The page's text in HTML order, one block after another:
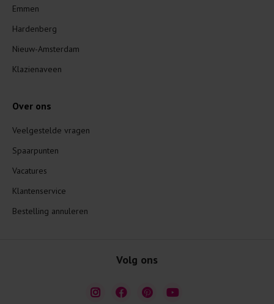
Emmen
Hardenberg
Nieuw-Amsterdam
Klazienaveen
Over ons
Veelgestelde vragen
Spaarpunten
Vacatures
Klantenservice
Bestelling annuleren
Volg ons